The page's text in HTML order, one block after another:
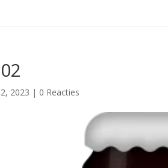
2023 | 0 Reacties